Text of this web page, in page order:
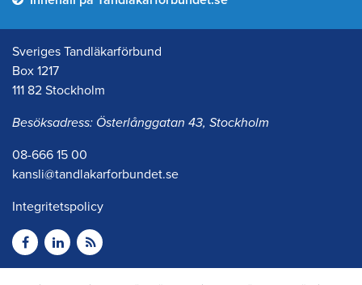
Sveriges Tandläkarförbund
Box 1217
111 82 Stockholm
Besöksadress: Österlånggatan 43, Stockholm
08-666 15 00
kansli@tandlakarforbundet.se
Integritetspolicy